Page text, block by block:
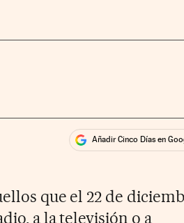
Añadir Cinco Días en
que el 22 de
a la televisión o a